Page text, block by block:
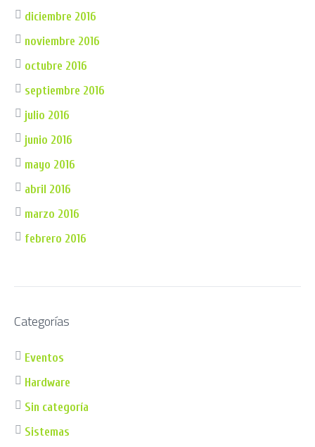
diciembre 2016
noviembre 2016
octubre 2016
septiembre 2016
julio 2016
junio 2016
mayo 2016
abril 2016
marzo 2016
febrero 2016
Categorías
Eventos
Hardware
Sin categoría
Sistemas